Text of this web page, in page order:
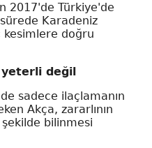
2017'de Türkiye'de
sürede Karadeniz
kesimlere doğru
değil
sadece ilaçlamanın
Akça, zararlının
şekilde bilinmesi